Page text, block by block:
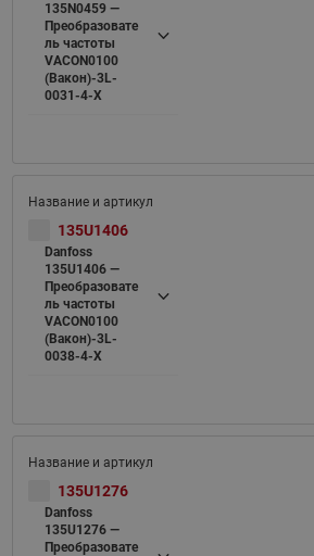
135N0459 —
Преобразовате
ль частоты
VACON0100
(Вакон)-3L-
0031-4-X
135U1406
Danfoss
135U1406 —
Преобразовате
ль частоты
VACON0100
(Вакон)-3L-
0038-4-X
135U1276
Danfoss
135U1276 —
Преобразовате